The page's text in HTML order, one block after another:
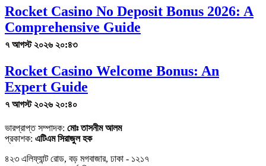
Rocket Casino No Deposit Bonus 2026: A
Comprehensive Guide
৭ আগস্ট ২০২৬ ২০:৪৩
Rocket Casino Welcome Bonus: An
Expert Guide
৭ আগস্ট ২০২৬ ২০:৪০
ভারপ্রাপ্ত সম্পাদক: মোঃ তাসনীম আলম
প্রকাশক: এটিএম সিরাজুল হক
৪২৩ এলিফ্যান্ট রোড, বড় মগবাজার, ঢাকা - ১২১৭